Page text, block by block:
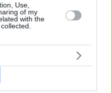
Use,
of my
with the